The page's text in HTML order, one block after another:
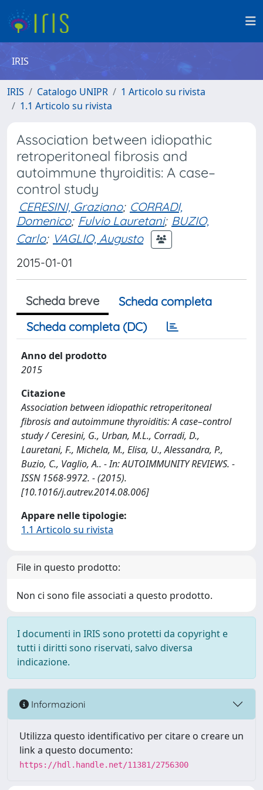
IRIS
IRIS Catalogo UNIPR
1 Articolo su rivista
1.1 Articolo su rivista
Association between idiopathic
retroperitoneal fibrosis and
autoimmune thyroiditis: A case–
control study
CERESINI, Graziano; CORRADI,
Domenico; Fulvio Lauretani; BUZIO,
Carlo; VAGLIO, Augusto
2015-01-01
Scheda breve
Scheda completa
Scheda completa (DC)
Anno del prodotto
2015
Citazione
Association between idiopathic retroperitoneal
fibrosis and autoimmune thyroiditis: A case–control
study / Ceresini, G., Urban, M.L., Corradi, D.,
Lauretani, F., Michela, M., Elisa, U., Alessandra, P.,
Buzio, C., Vaglio, A.. - In: AUTOIMMUNITY REVIEWS. -
ISSN 1568-9972. - (2015).
[10.1016/j.autrev.2014.08.006]
Appare nelle tipologie:
1.1 Articolo su rivista
File in questo prodotto:
Non ci sono file associati a questo prodotto.
I documenti in IRIS sono protetti da copyright e
tutti i diritti sono riservati, salvo diversa
indicazione.
Informazioni
Utilizza questo identificativo per citare o creare un
link a questo documento:
https://hdl.handle.net/11381/2756300